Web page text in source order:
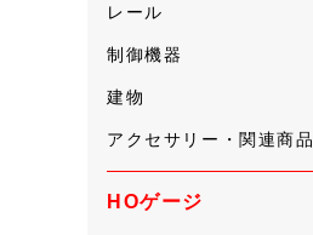
レール
制御機器
建物
アクセサリー・関連商品
HOゲージ